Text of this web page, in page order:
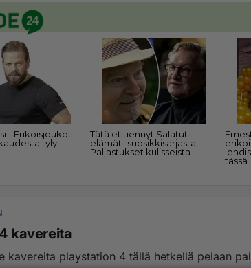
kavereita
kavereita playstation 4 tällä hetkellä pelaan